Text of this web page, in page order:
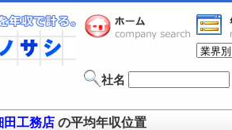
社名
田工務店 の平均年収位置